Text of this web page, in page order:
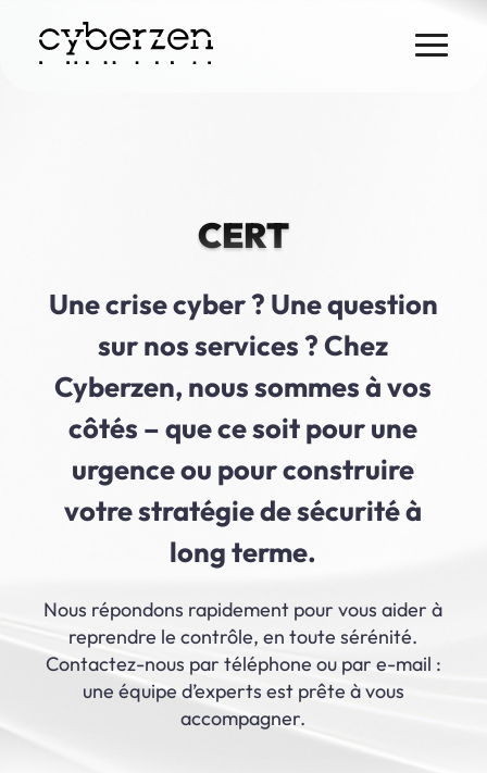
content
CERT
Une crise cyber ? Une question
sur nos services ? Chez
Cyberzen, nous sommes à vos
côtés – que ce soit pour une
urgence ou pour construire
votre stratégie de sécurité à
long terme.
Nous répondons rapidement pour vous aider à
reprendre le contrôle, en toute sérénité.
Contactez-nous par téléphone ou par e-mail :
une équipe d’experts est prête à vous
accompagner.